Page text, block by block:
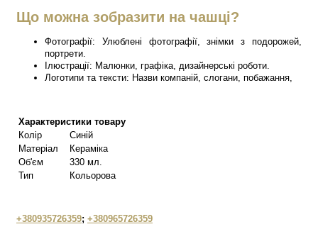
Що можна зобразити на чашці?
Фотографії: Улюблені фотографії, знімки з подорожей,
портрети.
Ілюстрації: Малюнки, графіка, дизайнерські роботи.
Логотипи та тексти: Назви компаній, слогани, побажання,
Характеристики товару
Колір
Синій
Матеріал
Кераміка
Об'єм
330 мл.
Тип
Кольорова
+380935726359; +380965726359